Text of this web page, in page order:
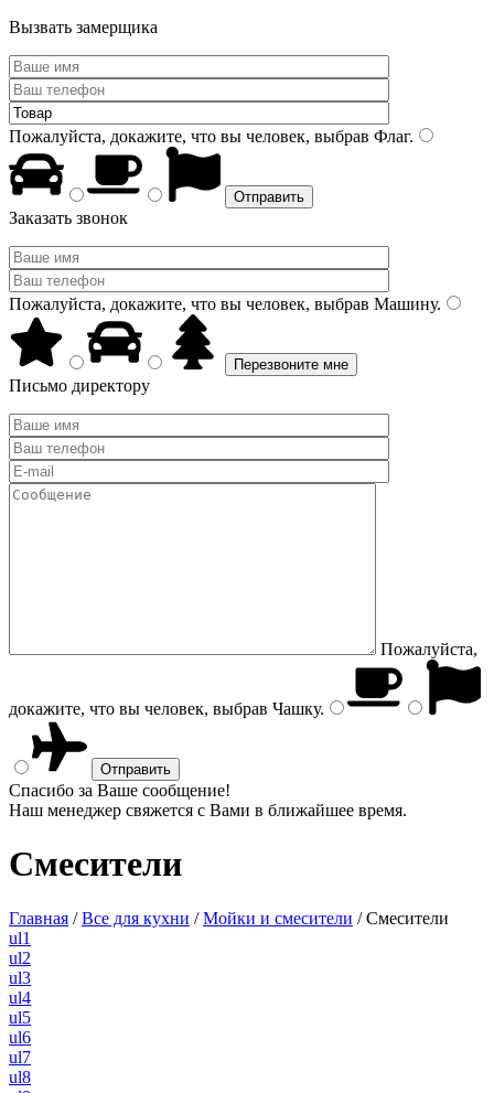
Вызвать замерщика
Пожалуйста, докажите, что вы человек, выбрав Флаг.
Заказать звонок
Пожалуйста, докажите, что вы человек, выбрав Машину.
Письмо директору
Пожалуйста,
докажите, что вы человек, выбрав Чашку.
Спасибо за Ваше сообщение!
Наш менеджер свяжется с Вами в ближайшее время.
Смесители
Главная /Все для кухни /Мойки и смесители /Смесители
ul1
ul2
ul3
ul4
ul5
ul6
ul7
ul8